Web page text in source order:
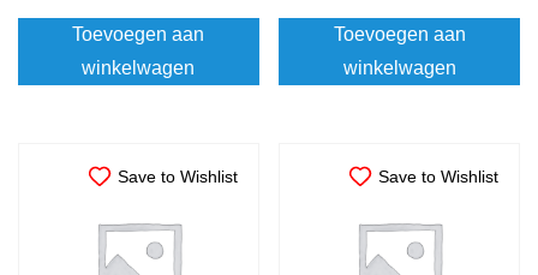
Toevoegen aan
winkelwagen
Toevoegen aan
winkelwagen
Save to Wishlist Save to Wishlist